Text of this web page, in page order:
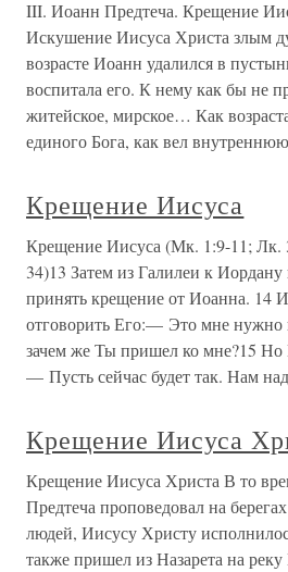
III. Иоанн Предтеча. Крещение
Искушение Иисуса Христа злым
возрасте Иоанн удалился в
воспитала его. К нему как бы не
житейское, мирское… Как
единого Бога, как вел внутреннюю
Крещение Иисуса
Крещение Иисуса (Мк. 1:9-11; Лк.
34)13 Затем из Галилеи к
принять крещение от Иоанна. 14
отговорить Его:— Это мне нужно
зачем же Ты пришел ко мне?15 Но
— Пусть сейчас будет так. Нам
Крещение Иисуса
Крещение Иисуса Христа В то
Предтеча проповедовал на
людей, Иисусу Христу
также пришел из Назарета на